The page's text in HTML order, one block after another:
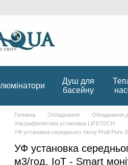
Ілюмінатори
Душ для
басейну
Головна Обладнання Обладнання
Ультрафіолетова установка LIFETECH
УФ установка середнього тиску Profi Pure
УФ установка
м3/год, IoT - Smart